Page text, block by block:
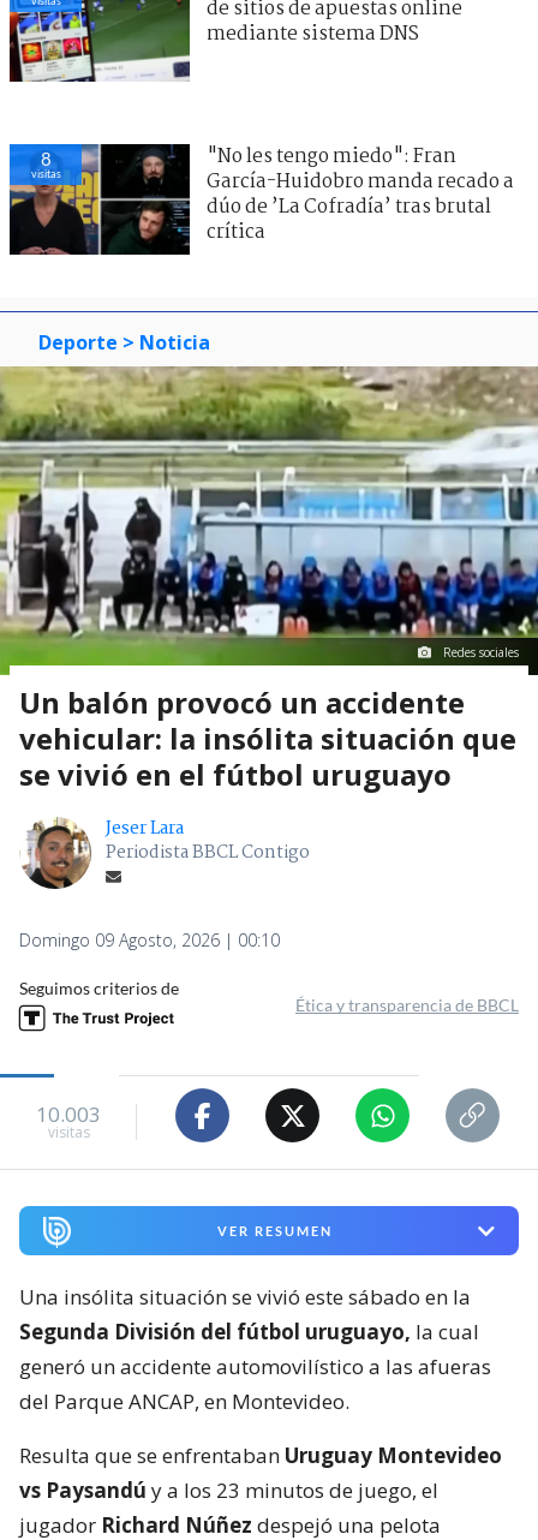
de sitios de apuestas online
mediante sistema DNS
8
visitas
"No les tengo miedo": Fran
García-Huidobro manda recado a
dúo de ’La Cofradía’ tras brutal
crítica
Deporte > Noticia
Redes sociales
Un balón provocó un accidente
vehicular: la insólita situación que
se vivió en el fútbol uruguayo
Jeser Lara
Periodista BBCL Contigo
Domingo 09 Agosto, 2026 | 00:10
Seguimos criterios de
Ética y transparencia de BBCL
10.003
visitas
VER RESUMEN
Una insólita situación se vivió este sábado en la
Segunda División del fútbol uruguayo, la cual
generó un accidente automovilístico a las afueras
del Parque ANCAP, en Montevideo.
Resulta que se enfrentaban Uruguay Montevideo
vs Paysandú y a los 23 minutos de juego, el
jugador Richard Núñez despejó una pelota